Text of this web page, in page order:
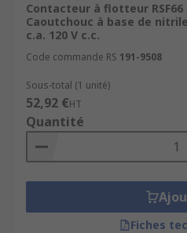
Contacteur à flotteur RSF66
Caoutchouc à base de
c.a. 120 V c.c.
Code commande RS 191-9508
Sous-total (1 unité)
52,92 €HT
Quantité
Fiches